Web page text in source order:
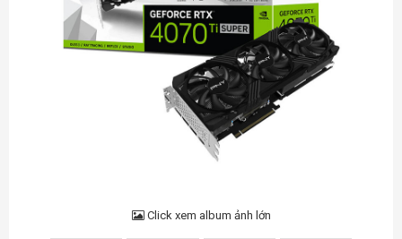
Click xem album ảnh lớn